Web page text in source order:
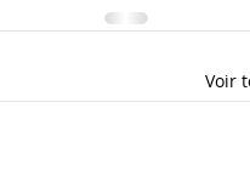
Voir